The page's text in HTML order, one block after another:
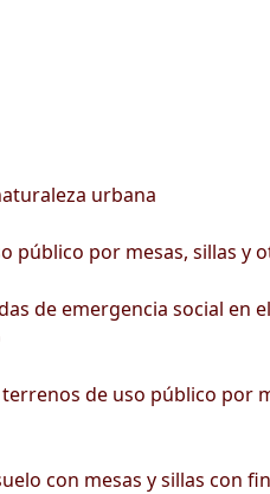
urbana
por mesas, sillas
de emergencia social en
de uso público por
con mesas y sillas con